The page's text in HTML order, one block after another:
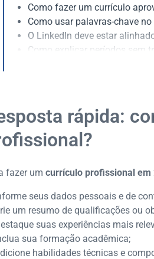
Como fazer um currículo
Como usar palavras-chave
O LinkedIn deve estar
Como explicar períodos sem
Qual é a melhor formatação
Informações
O que faz um recrutador
Exemplo de currículo pronto
Diferenciais que valorizam um
Como colocar no currículo
Como enviar seu currículo por
Checklist antes de enviar seu
Conheça as vagas abertas
Conclusão
Perguntas frequentes
rápida:
fazer um currículo profissional em
seus dados pessoais e de
um resumo de qualificações ou
suas experiências mais
sua formação acadêmica;
habilidades técnicas e